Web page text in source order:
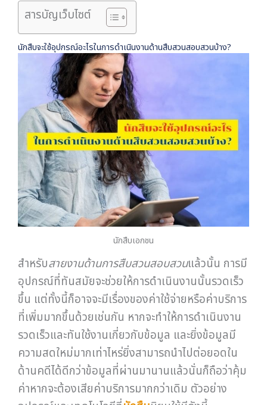
สารบัญเว็บไซต์
นักสืบจะใช้อุปกรณ์อะไรในการดำเนินงานด้านสืบสวนสอบสวนบ้าง?
นักสืบเอกชน
สำหรับสายงานด้านการสืบสวนสอบสวนแล้วนั้น การมี
อุปกรณ์ที่ทันสมัยจะช่วยให้การดำเนินงานนั้นรวดเร็ว
ขึ้น แต่ทั้งนี้ก็อาจจะมีเรื่องของค่าใช้จ่ายหรือค่าบริการ
ที่เพิ่มมากขึ้นด้วยเช่นกัน หากจะทำให้การดำเนินงาน
รวดเร็วและทันใช้งานเกี่ยวกับข้อมูล และยิ่งข้อมูลมี
ความสดใหม่มากเท่าไหร่ยิ่งสามารถนำไปต่อยอดใน
ด้านคดีได้ดีกว่าข้อมูลที่ผ่านมานานแล้วนั่นก็ถือว่าคุ้ม
ค่าหากจะต้องเสียค่าบริการมากกว่าเดิม ตัวอย่าง